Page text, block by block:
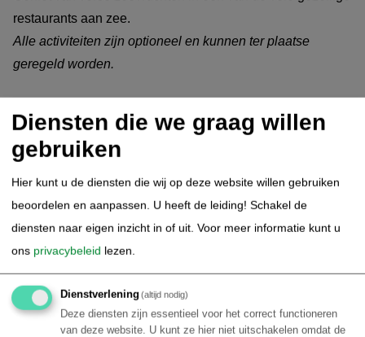
restaurants aan zee.
Alle activiteiten zijn optioneel en kunnen ter plaatse
geregeld worden.
4.Porto de Galinhas - Einde arrangement
Vandaag eindigt het verblijf in Porto de Galinhas. U wordt
opgehaald bij het hotel en met een privé transfer naar de
luchthaven of het hotel in Recife gebracht (duur circa 1
uur), einde arrangement.
Diensten die we graag willen
gebruiken
Hier kunt u de diensten die wij op deze website willen gebruiken
beoordelen en aanpassen. U heeft de leiding! Schakel de
diensten naar eigen inzicht in of uit. Voor meer informatie kunt u
ons privacybeleid lezen.
Dienstverlening(altijd nodig)
Deze diensten zijn essentieel voor het correct functioneren
van deze website. U kunt ze hier niet uitschakelen omdat de